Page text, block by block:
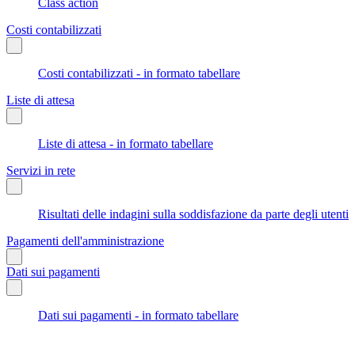
Costi contabilizzati
Costi contabilizzati - in formato tabellare
Liste di attesa
Liste di attesa - in formato tabellare
Servizi in rete
Risultati delle indagini sulla soddisfazione da parte degli utenti
Pagamenti dell'amministrazione
Dati sui pagamenti
Dati sui pagamenti - in formato tabellare